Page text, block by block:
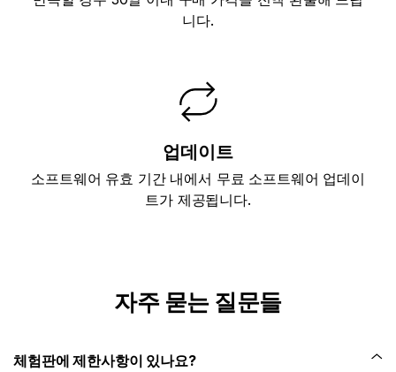
니다.
업데이트
소프트웨어 유효 기간 내에서 무료 소프트웨어 업데이
트가 제공됩니다.
자주 묻는 질문들
체험판에 제한사항이 있나요?